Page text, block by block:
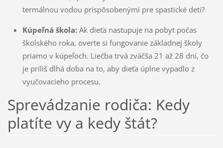
termálnou vodou prispôsobenými pre spastické deti?
Kúpeľná škola:Ak dieťa nastupuje na pobyt počas
školského roka, overte si fungovanie základnej školy
priamo v kúpeľoch. Liečba trvá zväčša 21 až 28 dní, čo
je príliš dlhá doba na to, aby dieťa úplne vypadlo z
vyučovacieho procesu.
Sprevádzanie rodiča: Kedy
platíte vy a kedy štát?